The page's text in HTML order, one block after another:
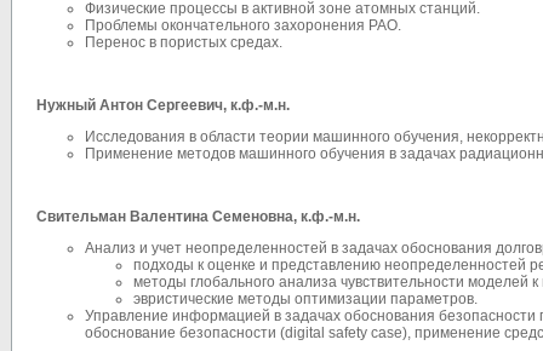
Физические процессы в активной зоне атомных станций.
Проблемы окончательного захоронения РАО.
Перенос в пористых средах.
Нужный Антон Сергеевич, к.ф.-м.н.
Исследования в области теории машинного обучения,
Применение методов машинного обучения в задачах
Свительман Валентина Семеновна, к.ф.-м.н.
Анализ и учет неопределенностей в задачах обоснования
подходы к оценке и представлению неопределенностей
методы глобального анализа чувствительности моделей
эвристические методы оптимизации параметров.
Управление информацией в задачах обоснования безопасности
обоснование безопасности (digital safety case), применение